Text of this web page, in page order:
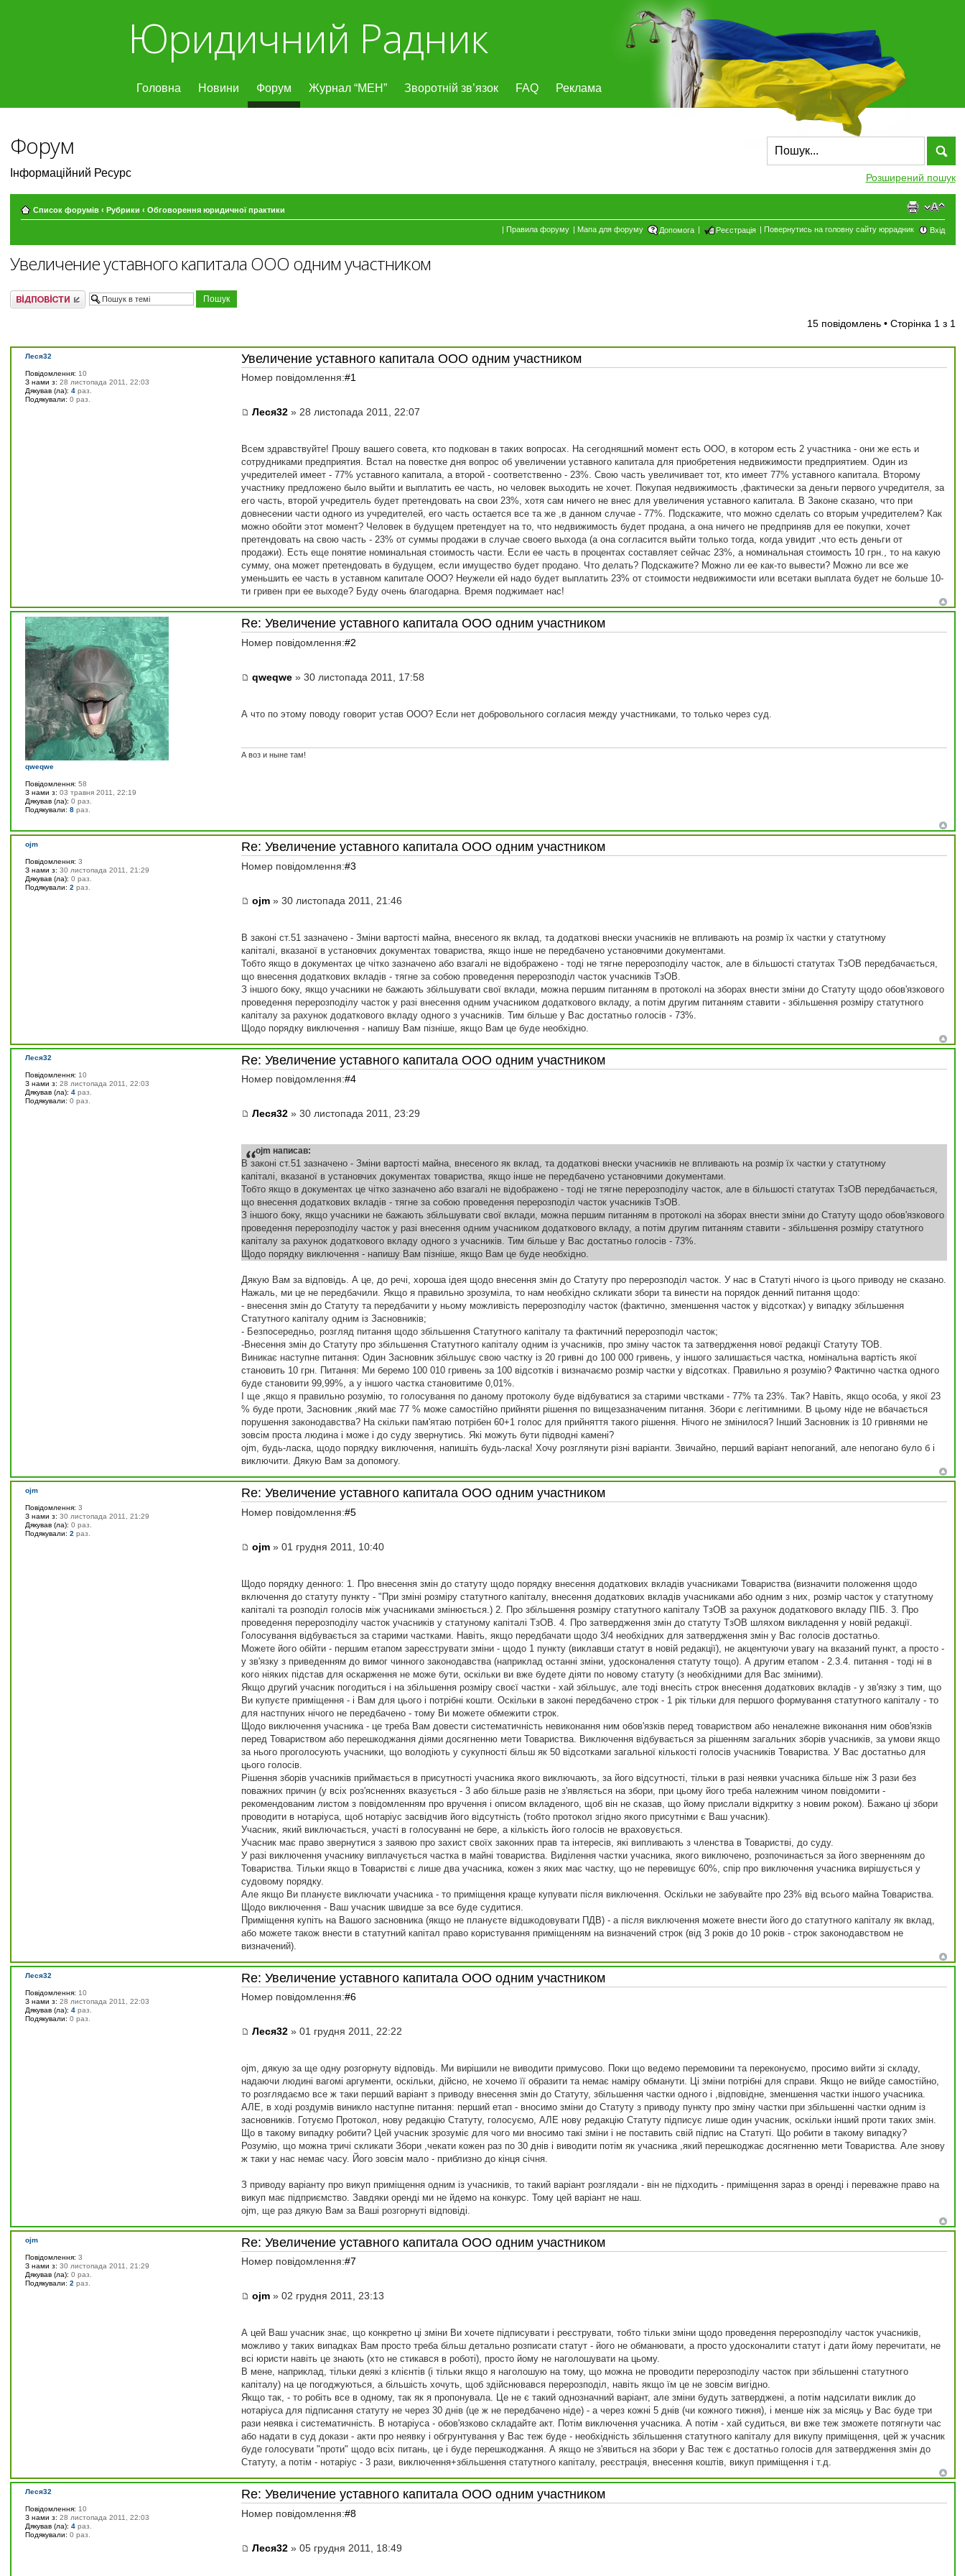
Юридичний Радник
Головна Новини Форум Журнал “МЕН” Зворотній зв’язок FAQ Реклама
Форум
Інформаційний Ресурс Розширений пошук
Список форумів ‹ Рубрики ‹ Обговорення юридичної практики
| Правила форуму | Мапа для форуму Допомога | Реєстрація | Повернутись на головну сайту юррадник Вхід
Увеличение уставного капитала ООО одним участником
Відповісти
15 повідомлень • Сторінка 1 з 1
Увеличение уставного капитала ООО одним участником
Номер повідомлення:#1
Леся32» 28 листопада 2011, 22:07
Всем здравствуйте! Прошу вашего совета, кто подкован в таких вопросах. На сегодняшний момент есть ООО, в котором есть 2 участника - они же есть и
сотрудниками предприятия. Встал на повестке дня вопрос об увеличении уставного капитала для приобретения недвижимости предприятием. Один из
учредителей имеет - 77% уставного капитала, а второй - соответственно - 23%. Свою часть увеличивает тот, кто имеет 77% уставного капитала. Второму
участнику предложено было выйти и выплатить ее часть, но человек выходить не хочет. Покупая недвижимость ,фактически за деньги первого учредителя, за
его часть, второй учредитель будет претендовать на свои 23%, хотя сам ничего не внес для увеличения уставного капитала. В Законе сказано, что при
довнесении части одного из учредителей, его часть остается все та же ,в данном случае - 77%. Подскажите, что можно сделать со вторым учредителем? Как
можно обойти этот момент? Человек в будущем претендует на то, что недвижимость будет продана, а она ничего не предприняв для ее покупки, хочет
претендовать на свою часть - 23% от суммы продажи в случае своего выхода (а она согласится выйти только тогда, когда увидит ,что есть деньги от
продажи). Есть еще понятие номинальная стоимость части. Если ее часть в процентах составляет сейчас 23%, а номинальная стоимость 10 грн., то на какую
сумму, она может претендовать в будущем, если имущество будет продано. Что делать? Подскажите? Можно ли ее как-то вывести? Можно ли все же
уменьшить ее часть в уставном капитале ООО? Неужели ей надо будет выплатить 23% от стоимости недвижимости или всетаки выплата будет не больше 10-
ти гривен при ее выходе? Буду очень благодарна. Время поджимает нас!
Леся32
Повідомлення: 10
З нами з: 28 листопада 2011, 22:03
Дякував (ла): 4раз.
Подякували: 0 раз.
Re: Увеличение уставного капитала ООО одним участником
Номер повідомлення:#2
qweqwe» 30 листопада 2011, 17:58
А что по этому поводу говорит устав ООО? Если нет добровольного согласия между участниками, то только через суд.
А воз и ныне там!
qweqwe
Повідомлення: 58
З нами з: 03 травня 2011, 22:19
Дякував (ла): 0 раз.
Подякували: 8раз.
Re: Увеличение уставного капитала ООО одним участником
Номер повідомлення:#3
ojm» 30 листопада 2011, 21:46
В законі ст.51 зазначено - Зміни вартості майна, внесеного як вклад, та додаткові внески учасників не впливають на розмір їх частки у статутному
капіталі, вказаної в установчих документах товариства, якщо інше не передбачено установчими документами.
Тобто якщо в документах це чітко зазначено або взагалі не відображено - тоді не тягне перерозподілу часток, але в більшості статутах ТзОВ передбачається,
що внесення додаткових вкладів - тягне за собою проведення перерозподіл часток учасників ТзОВ.
З іншого боку, якщо учасники не бажають збільшувати свої вклади, можна першим питанням в протоколі на зборах внести зміни до Статуту щодо обов'язкового
проведення перерозподілу часток у разі внесення одним учасником додаткового вкладу, а потім другим питанням ставити - збільшення розміру статутного
капіталу за рахунок додаткового вкладу одного з учасників. Тим більше у Вас достатньо голосів - 73%.
Щодо порядку виключення - напишу Вам пізніше, якщо Вам це буде необхідно.
ojm
Повідомлення: 3
З нами з: 30 листопада 2011, 21:29
Дякував (ла): 0 раз.
Подякували: 2раз.
Re: Увеличение уставного капитала ООО одним участником
Номер повідомлення:#4
Леся32» 30 листопада 2011, 23:29
ojm написав:
В законі ст.51 зазначено - Зміни вартості майна, внесеного як вклад, та додаткові внески учасників не впливають на розмір їх частки у статутному
капіталі, вказаної в установчих документах товариства, якщо інше не передбачено установчими документами.
Тобто якщо в документах це чітко зазначено або взагалі не відображено - тоді не тягне перерозподілу часток, але в більшості статутах ТзОВ передбачається,
що внесення додаткових вкладів - тягне за собою проведення перерозподіл часток учасників ТзОВ.
З іншого боку, якщо учасники не бажають збільшувати свої вклади, можна першим питанням в протоколі на зборах внести зміни до Статуту щодо обов'язкового
проведення перерозподілу часток у разі внесення одним учасником додаткового вкладу, а потім другим питанням ставити - збільшення розміру статутного
капіталу за рахунок додаткового вкладу одного з учасників. Тим більше у Вас достатньо голосів - 73%.
Щодо порядку виключення - напишу Вам пізніше, якщо Вам це буде необхідно.
Дякую Вам за відповідь. А це, до речі, хороша ідея щодо внесення змін до Статуту про перерозподіл часток. У нас в Статуті нічого із цього приводу не сказано.
Нажаль, ми це не передбачили. Якщо я правильно зрозуміла, то нам необхідно скликати збори та винести на порядок денний питання щодо:
- внесення змін до Статуту та передбачити у ньому можливість перерозподілу часток (фактично, зменшення часток у відсотках) у випадку збільшення
Статутного капіталу одним із Засновників;
- Безпосередньо, розгляд питання щодо збільшення Статутного капіталу та фактичний перерозподіл часток;
-Внесення змін до Статуту про збільшення Статутного капіталу одним із учасників, про зміну часток та затвердження нової редакції Статуту ТОВ.
Виникає наступне питання: Один Засновник збільшує свою частку із 20 гривні до 100 000 гривень, у іншого залишається частка, номінальна вартість якої
становить 10 грн. Питання: Ми беремо 100 010 гривень за 100 відсотків і визначаємо розмір частки у відсотках. Правильно я розумію? Фактично частка одного
буде становити 99,99%, а у іншого частка становитиме 0,01%.
І ще ,якщо я правильно розумію, то голосування по даному протоколу буде відбуватися за старими чвстками - 77% та 23%. Так? Навіть, якщо особа, у якої 23
% буде проти, Засновник ,який має 77 % може самостійно прийняти рішення по вищезазначеним питання. Збори є легітимними. В цьому ніде не вбачається
порушення законодавства? На скільки пам'ятаю потрібен 60+1 голос для прийняття такого рішення. Нічого не змінилося? Інший Засновник із 10 гривнями не
зовсім проста людина і може і до суду звернутись. Які можуть бути підводні камені?
ojm, будь-ласка, щодо порядку виключення, напишіть будь-ласка! Хочу розглянути різні варіанти. Звичайно, перший варіант непоганий, але непогано було б і
виключити. Дякую Вам за допомогу.
Леся32
Повідомлення: 10
З нами з: 28 листопада 2011, 22:03
Дякував (ла): 4раз.
Подякували: 0 раз.
Re: Увеличение уставного капитала ООО одним участником
Номер повідомлення:#5
ojm» 01 грудня 2011, 10:40
Щодо порядку денного: 1. Про внесення змін до статуту щодо порядку внесення додаткових вкладів учасниками Товариства (визначити положення щодо
включення до статуту пункту - "При змiнi розміру статутного капіталу, внесення додаткових вкладів учасниками або одним з них, розмір часток у статутному
капіталі та розподiл голосiв мiж учасниками змінюється.) 2. Про збільшення розміру статутного капіталу ТзОВ за рахунок додаткового вкладу ПІБ. 3. Про
проведення перерозподілу часток учасників у статуному капіталі ТзОВ. 4. Про затвердження змін до статуту ТзОВ шляхом викладення у новій редакції.
Голосування відбувається за старими частками. Навіть, якщо передбачати щодо 3/4 необхідних для затвердження змін у Вас голосів достатньо.
Можете його обійти - першим етапом зареєструвати зміни - щодо 1 пункту (виклавши статут в новій редакції), не акцентуючи увагу на вказаний пункт, а просто -
у зв'язку з приведенням до вимог чинного законодавства (наприклад останні зміни, удосконалення статуту тощо). А другим етапом - 2.3.4. питання - тоді ні в
кого ніяких підстав для оскарження не може бути, оскільки ви вже будете діяти по новому статуту (з необхідними для Вас зміними).
Якщо другий учасник погодиться і на збільшення розміру своєї частки - хай збільшує, але тоді внесіть строк внесення додаткових вкладів - у зв'язку з тим, що
Ви купуєте приміщення - і Вам для цього і потрібні кошти. Оскільки в законі передбачено строк - 1 рік тільки для першого формування статутного капіталу - то
для настпуних нічого не передбачено - тому Ви можете обмежити строк.
Щодо виключення учасника - це треба Вам довести систематичність невиконання ним обов'язків перед товариством або неналежне виконання ним обов'язків
перед Товариством або перешкоджання діями досягненню мети Товариства. Виключення відбувається за рiшенням загальних зборів учасників, за умови якщо
за нього проголосують учасники, що володіють у сукупності більш як 50 відсотками загальної кількості голосів учасників Товариства. У Вас достатньо для
цього голосів.
Рішення зборів учасників приймається в присутності учасника якого виключають, за його відсутності, тільки в разі неявки учасника більше ніж 3 рази без
поважних причин (у всіх роз'ясненнях вказується - 3 або більше разів не з'являється на збори, при цьому його треба належним чином повідомити -
рекомендованим листом з повідомленням про вручення і описом вкладеного, щоб він не сказав, що йому прислали відкритку з новим роком). Бажано ці збори
проводити в нотаріуса, щоб нотаріус засвідчив його відсутність (тобто протокол згідно якого присутніми є Ваш учасник).
Учасник, який виключається, участі в голосуваннi не бере, а кiлькiсть його голосiв не враховується.
Учасник має право звернутися з заявою про захист своїх законних прав та інтересів, які випливають з членства в Товаристві, до суду.
У разі виключення учаснику виплачується частка в майні товариства. Виділення частки учасника, якого виключено, розпочинається за його зверненням до
Товариства. Тільки якщо в Товаристві є лише два учасника, кожен з яких має частку, що не перевищує 60%, спір про виключення учасника вирішується у
судовому порядку.
Але якщо Ви плануєте виключати учасника - то приміщення краще купувати після виключення. Оскільки не забувайте про 23% від всього майна Товариства.
Щодо виключення - Ваш учасник швидше за все буде судитися.
Приміщення купіть на Вашого засновника (якщо не плануєте відшкодовувати ПДВ) - а після виключення можете внести його до статутного капіталу як вклад,
або можете також внести в статутний капітал право користування приміщенням на визначений строк (від 3 років до 10 років - строк законодавством не
визначений).
ojm
Повідомлення: 3
З нами з: 30 листопада 2011, 21:29
Дякував (ла): 0 раз.
Подякували: 2 раз.
Re: Увеличение уставного капитала ООО одним участником
Номер повідомлення:#6
Леся32» 01 грудня 2011, 22:22
ojm, дякую за ще одну розгорнуту відповідь. Ми вирішили не виводити примусово. Поки що ведемо перемовини та переконуємо, просимо вийти зі складу,
надаючи людині вагомі аргументи, оскільки, дійсно, не хочемо її образити та немає наміру обманути. Ці зміни потрібні для справи. Якщо не вийде самостійно,
то розглядаємо все ж таки перший варіант з приводу внесення змін до Статуту, збільшення частки одного і ,відповідне, зменшення частки іншого учасника.
АЛЕ, в ході роздумів виникло наступне питання: перший етап - вносимо зміни до Статуту з приводу пункту про зміну частки при збільшенні частки одним із
засновників. Готуємо Протокол, нову редакцію Статуту, голосуємо, АЛЕ нову редакцію Статуту підписує лише один учасник, оскільки інший проти таких змін.
Що в такому випадку робити? Цей учасник зрозуміє для чого ми вносимо такі зміни і не поставить свій підпис на Статуті. Що робити в такому випадку?
Розумію, що можна тричі скликати Збори ,чекати кожен раз по 30 днів і виводити потім як учасника ,який перешкоджає досягненню мети Товариства. Але знову
ж таки у нас немає часу. Його зовсім мало - приблизно до кінця січня.
З приводу варіанту про викуп приміщення одним із учасників, то такий варіант розглядали - він не підходить - приміщення зараз в оренді і переважне право на
викуп має підприємство. Завдяки оренді ми не йдемо на конкурс. Тому цей варіант не наш.
ojm, ще раз дякую Вам за Ваші розгорнуті відповіді.
Леся32
Повідомлення: 10
З нами з: 28 листопада 2011, 22:03
Дякував (ла): 4раз.
Подякували: 0 раз.
Re: Увеличение уставного капитала ООО одним участником
Номер повідомлення:#7
ojm» 02 грудня 2011, 23:13
А цей Ваш учасник знає, що конкретно ці зміни Ви хочете підписувати і реєструвати, тобто тільки зміни щодо проведення перерозподілу часток учасників,
можливо у таких випадках Вам просто треба більш детально розписати статут - його не обманювати, а просто удосконалити статут і дати йому перечитати, не
всі юристи навіть це знають (хто не стикався в роботі), просто йому не наголошувати на цьому.
В мене, наприклад, тільки деякі з клієнтів (і тільки якщо я наголошую на тому, що можна не проводити перерозподілу часток при збільшенні статутного
капіталу) на це погоджуються, а більшість хочуть, щоб здійснювався перерозподіл, навіть якщо їм це не зовсім вигідно.
Якщо так, - то робіть все в одному, так як я пропонувала. Це не є такий однозначний варіант, але зміни будуть затверджені, а потім надсилати виклик до
нотаріуса для підписання статуту не через 30 днів (це ж не передбачено ніде) - а через кожні 5 днів (чи кожного тижня), і менше ніж за місяць у Вас буде три
рази неявка і систематичність. В нотаріуса - обов'язково складайте акт. Потім виключення учасника. А потім - хай судиться, ви вже теж зможете потягнути час
або надати в суд докази - акти про неявку і обгрунтування у Вас теж буде - необхідність збільшення статутного капіталу для викупу приміщення, цей ж учасник
буде голосувати "проти" щодо всіх питань, це і буде перешкоджання. А якщо не з'явиться на збори у Вас теж є достатньо голосів для затвердження змін до
Статуту, а потім - нотаріус - 3 рази, виключення+збільшення статутного капіталу, реєстрація, внесення коштів, викуп приміщення і т.д.
ojm
Повідомлення: 3
З нами з: 30 листопада 2011, 21:29
Дякував (ла): 0 раз.
Подякували: 2 раз.
Re: Увеличение уставного капитала ООО одним участником
Номер повідомлення:#8
Леся32» 05 грудня 2011, 18:49
Леся32
Повідомлення: 10
З нами з: 28 листопада 2011, 22:03
Дякував (ла): 4раз.
Подякували: 0 раз.